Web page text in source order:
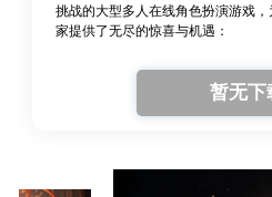
挑战的大型多人在线角色扮演游戏
家提供了无尽的惊喜与机遇：
暂无下